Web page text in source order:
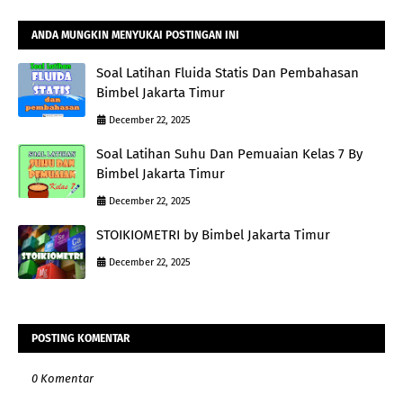
ANDA MUNGKIN MENYUKAI POSTINGAN INI
Soal Latihan Fluida Statis Dan Pembahasan
Bimbel Jakarta Timur
December 22, 2025
Soal Latihan Suhu Dan Pemuaian Kelas 7 By
Bimbel Jakarta Timur
December 22, 2025
STOIKIOMETRI by Bimbel Jakarta Timur
December 22, 2025
POSTING KOMENTAR
0 Komentar